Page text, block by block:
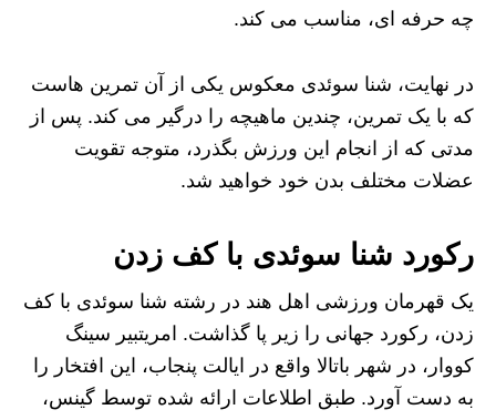
چه حرفه‌ ای، مناسب می‌ کند.
در نهایت، شنا سوئدی معکوس یکی از آن تمرین‌ هاست
که با یک تمرین، چندین ماهیچه را درگیر می‌ کند. پس از
مدتی که از انجام این ورزش بگذرد، متوجه تقویت
عضلات مختلف بدن خود خواهید شد.
رکورد شنا سوئدی با کف زدن
یک قهرمان ورزشی اهل هند در رشته شنا سوئدی با کف
زدن، رکورد جهانی را زیر پا گذاشت. امریتبیر سینگ
کووار، در شهر باتالا واقع در ایالت پنجاب، این افتخار را
به دست آورد. طبق اطلاعات ارائه شده توسط گینس،